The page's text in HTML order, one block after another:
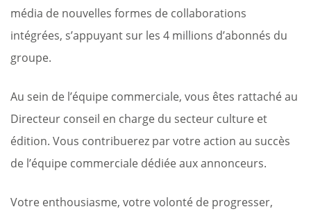
média de nouvelles formes de collaborations
intégrées, s’appuyant sur les 4 millions d’abonnés du
groupe.
Au sein de l’équipe commerciale, vous êtes rattaché au
Directeur conseil en charge du secteur culture et
édition. Vous contribuerez par votre action au succès
de l’équipe commerciale dédiée aux annonceurs.
Votre enthousiasme, votre volonté de progresser,